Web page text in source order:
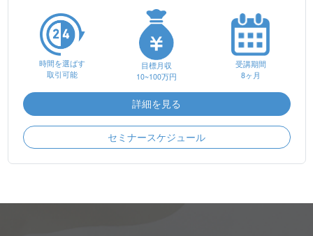
時間を選ばす
取引可能
目標月収
10~100万円
受講期間
8ヶ月
詳細を見る
セミナースケジュール